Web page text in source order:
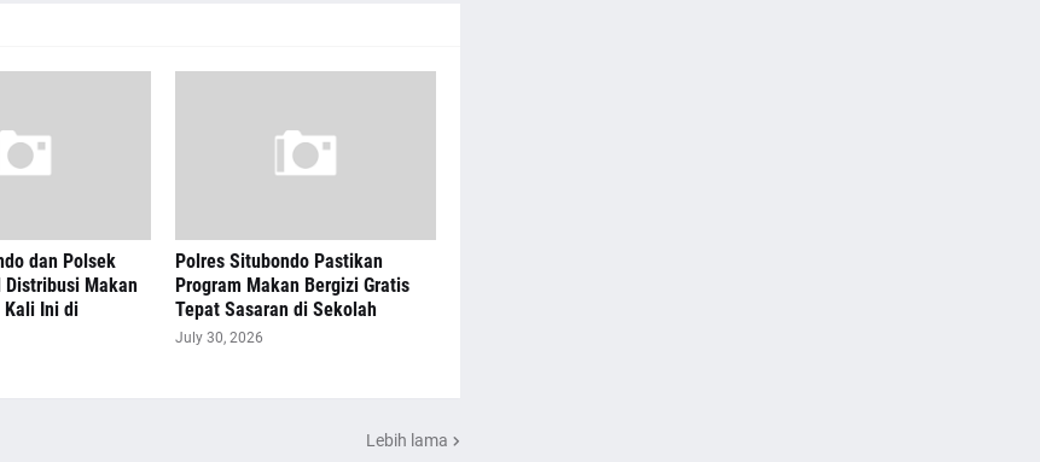
dan Polsek
Makan
Kali Ini di
Polres Situbondo Pastikan
Program Makan Bergizi Gratis
Tepat Sasaran di Sekolah
July 30, 2026
Lebih lama